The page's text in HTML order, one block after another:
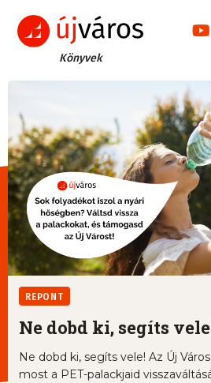
Könyvek
REPONT
Ne dobd ki, segíts
Ne dobd ki, segíts vele! Az Új
most a PET-palackjaid